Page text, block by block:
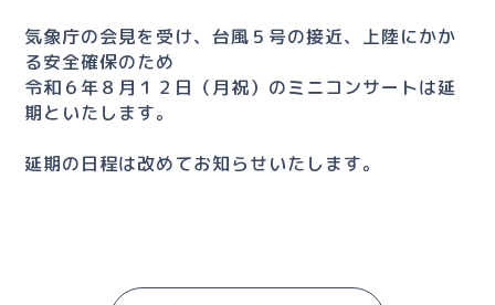
気象庁の会見を受け、台風５号の接近、上陸にかか
る安全確保のため
令和６年８月１２日（月祝）のミニコンサートは延
期といたします。
延期の日程は改めてお知らせいたします。